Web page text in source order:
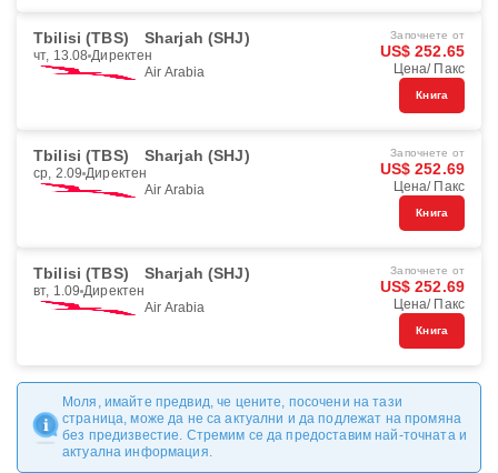
Tbilisi (TBS) Sharjah (SHJ)
чт, 13.08 Директен
Air Arabia
Започнете от
US$ 252.65
Цена/ Пакс
Книга
Tbilisi (TBS) Sharjah (SHJ)
ср, 2.09 Директен
Air Arabia
Започнете от
US$ 252.69
Цена/ Пакс
Книга
Tbilisi (TBS) Sharjah (SHJ)
вт, 1.09 Директен
Air Arabia
Започнете от
US$ 252.69
Цена/ Пакс
Книга
Моля, имайте предвид, че цените, посочени на тази
страница, може да не са актуални и да подлежат на промяна
без предизвестие. Стремим се да предоставим най-точната и
актуална информация.